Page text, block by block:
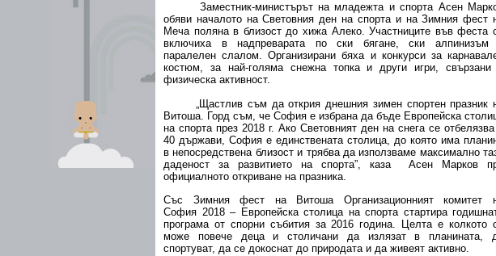
Заместник-министърът на младежта и спорта Асен
обяви началото на Световния ден на спорта и на Зимния фест
Меча поляна в близост до хижа Алеко. Участниците във феста
включиха в надпреварата по ски бягане, ски алпинизъм
паралелен слалом. Организирани бяха и конкурси за
костюм, за най-голяма снежна топка и други игри, свързани
физическа активност.
„Щастлив съм да открия днешния зимен спортен празник
Витоша. Горд съм, че София е избрана да бъде Европейска
на спорта през 2018 г. Ако Световният ден на снега се
40 държави, София е единствената столица, до която има
в непосредствена близост и трябва да използваме максимално
даденост за развитието на спорта”, каза Асен Марков
официалното откриване на празника.
Със Зимния фест на Витоша Организационният комитет
София 2018 – Европейска столица на спорта стартира
програма от спорни събития за 2016 година. Целта е колкото
може повече деца и столичани да излязат в планината,
спортуват, да се докоснат до природата и да живеят активно.